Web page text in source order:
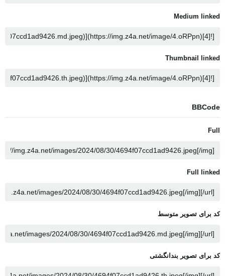
Medium linked
Thumbnail linked
BBCode
Full
Full linked
کد برای تصویر متوسط
کد برای تصویر بندانگشتی